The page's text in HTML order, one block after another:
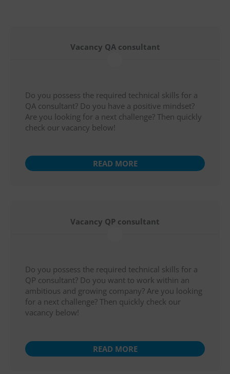
Vacancy QA consultant
Do you possess the required technical skills for a
QA consultant? Do you have a positive mindset?
Are you looking for a next challenge? Then quickly
check our vacancy below!
READ MORE
Vacancy QP consultant
Do you possess the required technical skills for a
QP consultant? Do you want to work within an
ambitious and growing company? Are you looking
for a next challenge? Then quickly check our
vacancy below!
READ MORE